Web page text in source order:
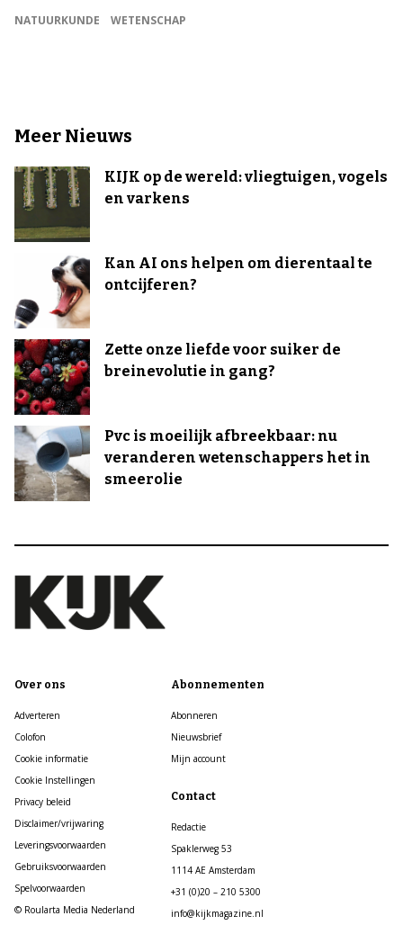
NATUURKUNDE
WETENSCHAP
Meer Nieuws
KIJK op de wereld: vliegtuigen, vogels
en varkens
Kan AI ons helpen om dierentaal te
ontcijferen?
Zette onze liefde voor suiker de
breinevolutie in gang?
Pvc is moeilijk afbreekbaar: nu
veranderen wetenschappers het in
smeerolie
Over ons
Adverteren
Colofon
Cookie informatie
Cookie Instellingen
Privacy beleid
Disclaimer/vrijwaring
Leveringsvoorwaarden
Gebruiksvoorwaarden
Spelvoorwaarden
© Roularta Media Nederland
Abonnementen
Abonneren
Nieuwsbrief
Mijn account
Contact
Redactie
Spaklerweg 53
1114 AE Amsterdam
+31 (0)20 – 210 5300
info@kijkmagazine.nl